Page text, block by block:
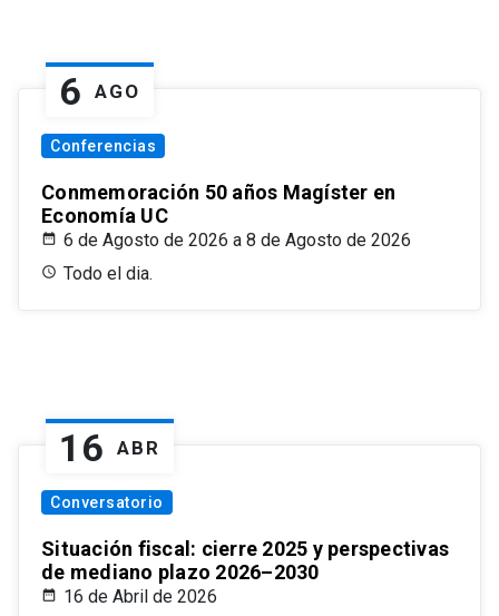
6 AGO
Conferencias
Conmemoración 50 años Magíster en
Economía UC
6 de Agosto de 2026 a 8 de Agosto de 2026
Todo el dia.
16 ABR
Conversatorio
Situación fiscal: cierre 2025 y perspectivas
de mediano plazo 2026–2030
16 de Abril de 2026